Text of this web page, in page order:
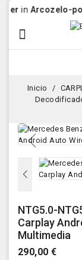
Arcozelo-ponte

Inicio
NTG5.0-
Carplay
Multimedia
290,00 €